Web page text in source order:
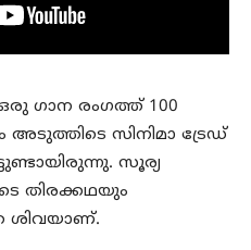
ഒരു ഗാന രംഗത്ത് 100
സിനിമാ ട്രേഡ്
സൂര്യ
തിരക്കഥയും
ശിവയാണ്.